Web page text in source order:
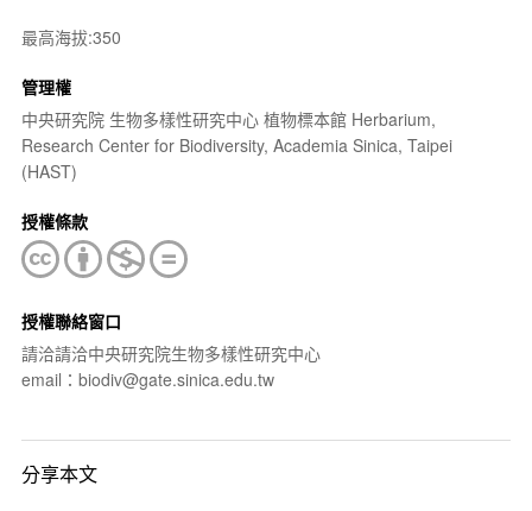
最高海拔:350
管理權
中央研究院 生物多樣性研究中心 植物標本館 Herbarium,
Research Center for Biodiversity, Academia Sinica, Taipei
(HAST)
授權條款
授權聯絡窗口
請洽請洽中央研究院生物多樣性研究中心
email：biodiv@gate.sinica.edu.tw
分享本文